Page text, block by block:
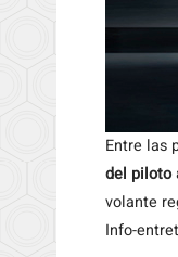
Entre las
del piloto
volante
Info-